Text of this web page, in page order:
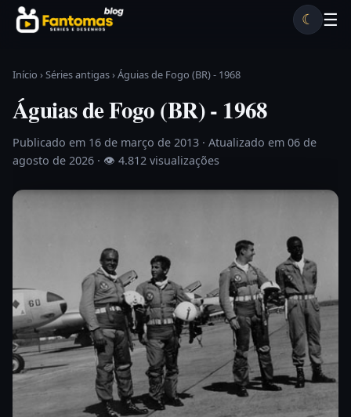
Pular para o conteúdo
☰
☾
Início ›Séries antigas›Águias de Fogo (BR) - 1968
Águias de Fogo (BR) - 1968
Publicado em 16 de março de 2013 · Atualizado em 06 de
agosto de 2026 · 👁 4.812 visualizações